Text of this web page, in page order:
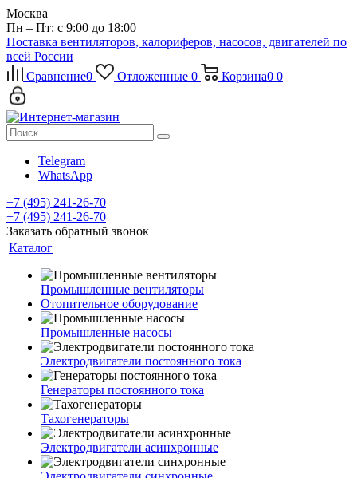
Москва
Пн – Пт: с 9:00 до 18:00
Поставка вентиляторов, калориферов, насосов, двигателей по
всей России
Сравнение0 Отложенные 0 Корзина0 0
Telegram
WhatsApp
+7 (495) 241-26-70
+7 (495) 241-26-70
Заказать обратный звонок
Каталог
Промышленные вентиляторы
Отопительное оборудование
Промышленные насосы
Электродвигатели постоянного тока
Генераторы постоянного тока
Тахогенераторы
Электродвигатели асинхронные